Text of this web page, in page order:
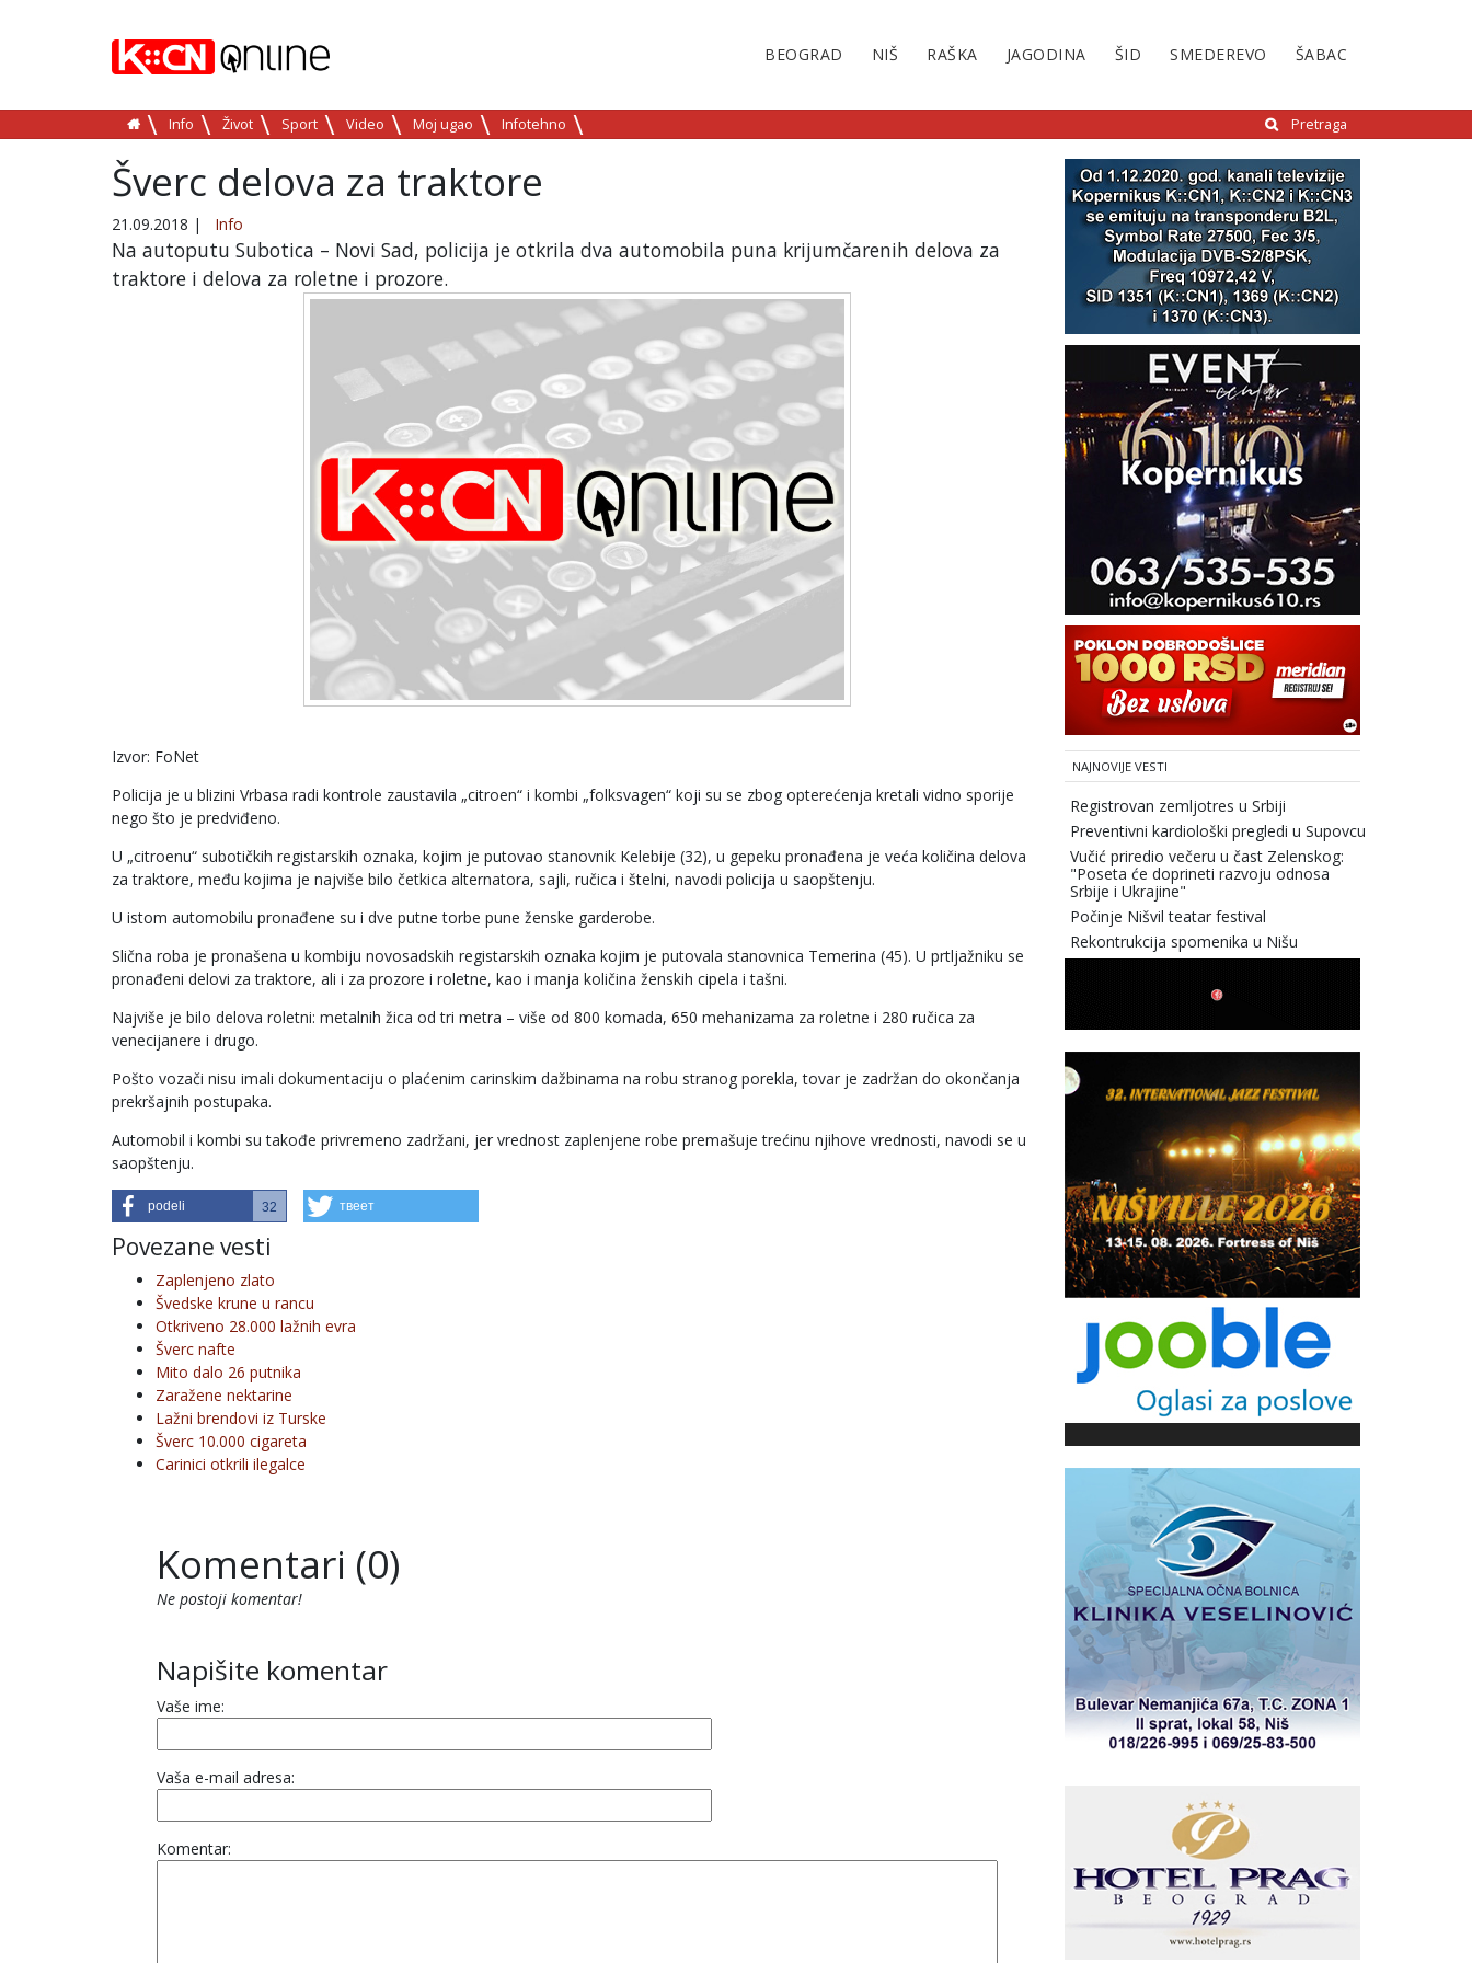
BEOGRAD NIŠ RAŠKA JAGODINA ŠID SMEDEREVO ŠABAC
Info Život Sport Video Moj ugao Infotehno Pretraga
Šverc delova za traktore
21.09.2018 | Info
Na autoputu Subotica – Novi Sad, policija je otkrila dva automobila puna krijumčarenih delova za
traktore i delova za roletne i prozore.
Izvor: FoNet
Policija je u blizini Vrbasa radi kontrole zaustavila „citroen“ i kombi „folksvagen“ koji su se zbog opterećenja kretali vidno sporije
nego što je predviđeno.
U „citroenu“ subotičkih registarskih oznaka, kojim je putovao stanovnik Kelebije (32), u gepeku pronađena je veća količina delova
za traktore, među kojima je najviše bilo četkica alternatora, sajli, ručica i štelni, navodi policija u saopštenju.
U istom automobilu pronađene su i dve putne torbe pune ženske garderobe.
Slična roba je pronašena u kombiju novosadskih registarskih oznaka kojim je putovala stanovnica Temerina (45). U prtljažniku se
pronađeni delovi za traktore, ali i za prozore i roletne, kao i manja količina ženskih cipela i tašni.
Najviše je bilo delova roletni: metalnih žica od tri metra – više od 800 komada, 650 mehanizama za roletne i 280 ručica za
venecijanere i drugo.
Pošto vozači nisu imali dokumentaciju o plaćenim carinskim dažbinama na robu stranog porekla, tovar je zadržan do okončanja
prekršajnih postupaka.
Automobil i kombi su takođe privremeno zadržani, jer vrednost zaplenjene robe premašuje trećinu njihove vrednosti, navodi se u
saopštenju.
podeli 32 твеет
Povezane vesti
Zaplenjeno zlato
Švedske krune u rancu
Otkriveno 28.000 lažnih evra
Šverc nafte
Mito dalo 26 putnika
Zaražene nektarine
Lažni brendovi iz Turske
Šverc 10.000 cigareta
Carinici otkrili ilegalce
Komentari (0)
Ne postoji komentar!
Napišite komentar
Vaše ime:
Vaša e-mail adresa:
Komentar:
NAJNOVIJE VESTI
Registrovan zemljotres u Srbiji
Preventivni kardiološki pregledi u Supovcu
Vučić priredio večeru u čast Zelenskog:
"Poseta će doprineti razvoju odnosa
Srbije i Ukrajine"
Počinje Nišvil teatar festival
Rekontrukcija spomenika u Nišu